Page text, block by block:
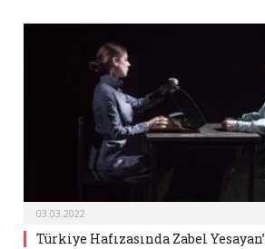
03.03.2022
Türkiye Hafızasında Zabel